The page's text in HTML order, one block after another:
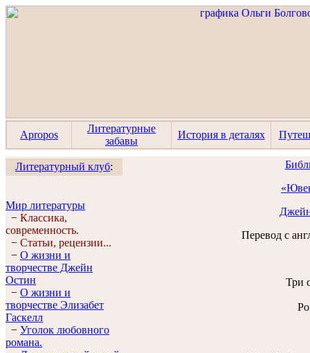
Apropos
Литературные
забавы
История в деталях
Литературный клуб:
Мир литературы
− Классика,
современность.
− Статьи, рецензии...
− О жизни и
творчестве Джейн
Остин
− О жизни и
творчестве Элизабет
Гaскелл
− Уголок любовного
романа.
Перевод с
Три